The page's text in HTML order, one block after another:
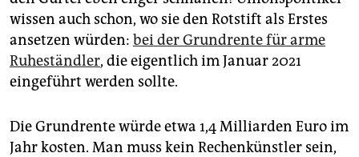
wissen auch schon, wo sie den Rotstift als Erstes
ansetzen würden: bei der Grundrente für arme
Ruheständler, die eigentlich im Januar 2021
eingeführt werden sollte.
Die Grundrente würde etwa 1,4 Milliarden Euro im
Jahr kosten. Man muss kein Rechenkünstler sein,